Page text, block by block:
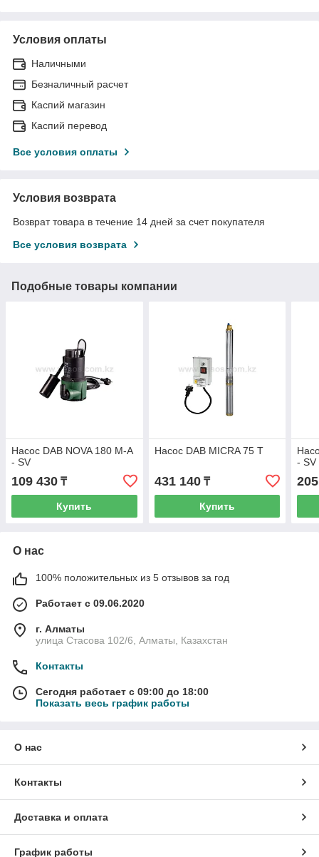
Условия оплаты
Наличными
Безналичный расчет
Каспий магазин
Каспий перевод
Все условия оплаты
Условия возврата
Возврат товара в течение 14 дней за счет покупателя
Все условия возврата
Подобные товары компании
Насос DAB NOVA 180 M-A
- SV
109 430 ₸
Купить
Насос DAB MICRA 75 T
431 140₸
Купить
- SV
О нас
100% положительных из 5 отзывов за год
Работает с 09.06.2020
г. Алматы
улица Стасова 102/6, Алматы, Казахстан
Контакты
Сегодня работает с 09:00 до 18:00
Показать весь график работы
О нас
Контакты
Доставка и оплата
График работы